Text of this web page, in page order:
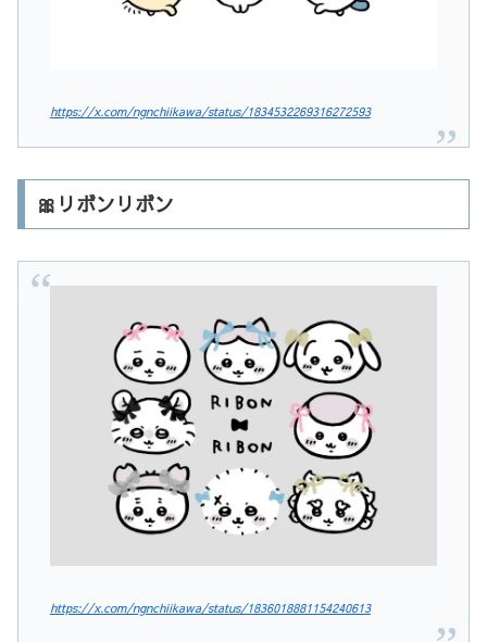
https://x.com/ngnchiikawa/status/1834532269316272593
🎀リボンリボン
https://x.com/ngnchiikawa/status/1836018881154240613